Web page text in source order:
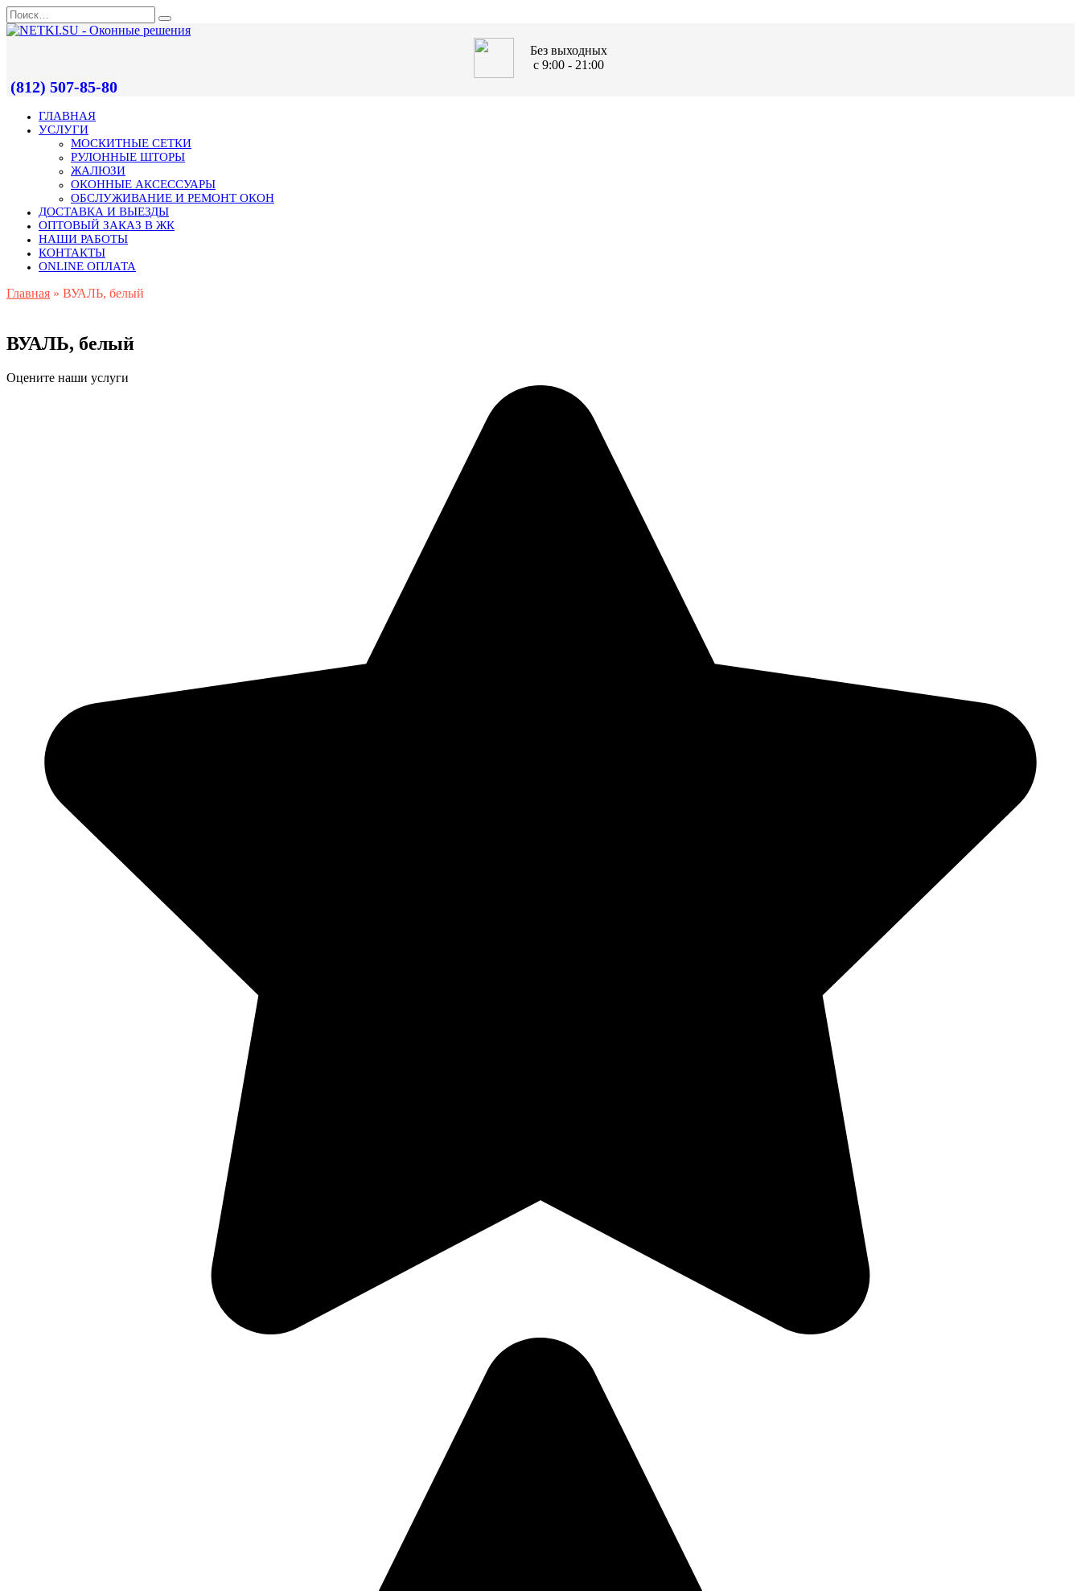
Без выходных
с 9:00 - 21:00
(812) 507-85-80
ГЛАВНАЯ
УСЛУГИ
МОСКИТНЫЕ СЕТКИ
РУЛОННЫЕ ШТОРЫ
ЖАЛЮЗИ
ОКОННЫЕ АКСЕССУАРЫ
ОБСЛУЖИВАНИЕ И РЕМОНТ ОКОН
ДОСТАВКА И ВЫЕЗДЫ
ОПТОВЫЙ ЗАКАЗ В ЖК
НАШИ РАБОТЫ
КОНТАКТЫ
ONLINE ОПЛАТА
Главная » ВУАЛЬ, белый
ВУАЛЬ, белый
Оцените наши услуги